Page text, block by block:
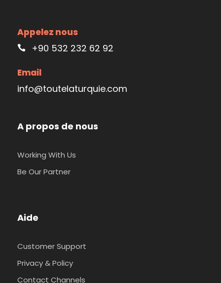
Appelez nous
+90 532 232 62 92
Email
info@toutelaturquie.com
A propos de nous
Working With Us
Be Our Partner
Aide
Customer Support
Privacy & Policy
Contact Channels